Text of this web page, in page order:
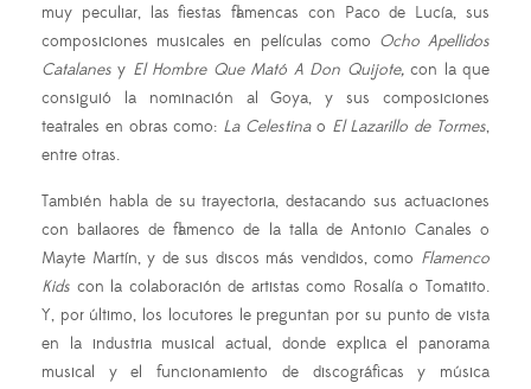
muy peculiar, las fiestas flamencas con Paco de Lucía, sus
composiciones musicales en películas como Ocho Apellidos
Catalanesy El Hombre Que Mató A Don Quijote,con la que
consiguió la nominación al Goya, y sus composiciones
teatrales en obras como: La Celestinao El Lazarillo de Tormes,
entre otras.
También habla de su trayectoria, destacando sus actuaciones
con bailaores de flamenco de la talla de Antonio Canales o
Mayte Martín, y de sus discos más vendidos, como Flamenco
Kids con la colaboración de artistas como Rosalía o Tomatito.
Y, por último, los locutores le preguntan por su punto de vista
en la industria musical actual, donde explica el panorama
musical y el funcionamiento de discográficas y música